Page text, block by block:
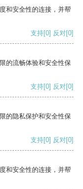
和安全性的连接，并帮
支持[0] 反对[0]
的流畅体验和安全性保
支持[0] 反对[0]
的隐私保护和安全性保
支持[0] 反对[0]
和安全性的连接，并帮